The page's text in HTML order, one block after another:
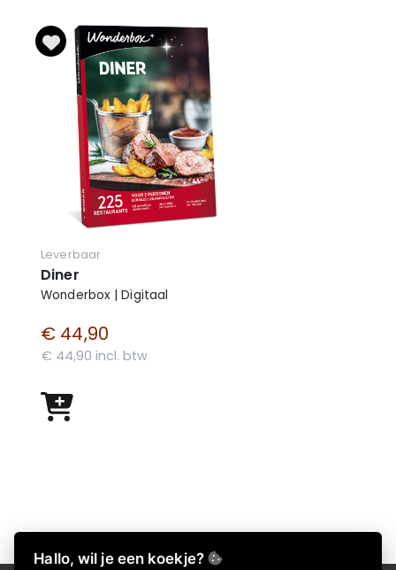
Leverbaar
Diner
Wonderbox | Digitaal
€ 44,90
€ 44,90 incl. btw
Hallo, wil je een koekje?